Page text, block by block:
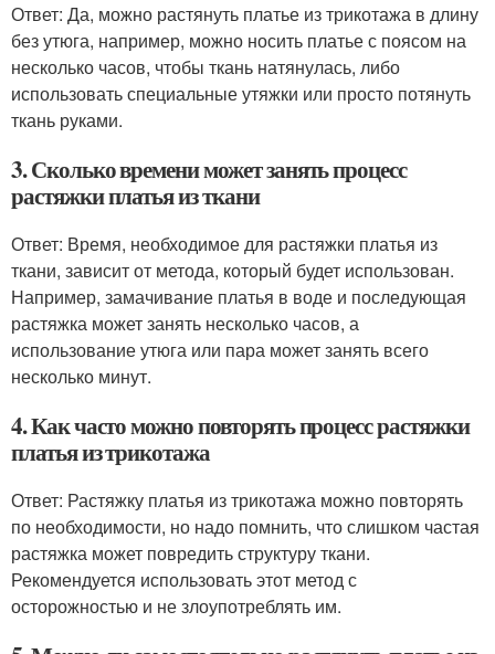
Ответ: Да, можно растянуть платье из трикотажа в длину
без утюга, например, можно носить платье с поясом на
несколько часов, чтобы ткань натянулась, либо
использовать специальные утяжки или просто потянуть
ткань руками.
3. Сколько времени может занять процесс
растяжки платья из ткани
Ответ: Время, необходимое для растяжки платья из
ткани, зависит от метода, который будет использован.
Например, замачивание платья в воде и последующая
растяжка может занять несколько часов, а
использование утюга или пара может занять всего
несколько минут.
4. Как часто можно повторять процесс растяжки
платья из трикотажа
Ответ: Растяжку платья из трикотажа можно повторять
по необходимости, но надо помнить, что слишком частая
растяжка может повредить структуру ткани.
Рекомендуется использовать этот метод с
осторожностью и не злоупотреблять им.